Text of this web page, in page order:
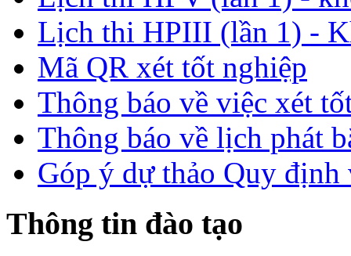
Lịch thi HPIII (lần 1) -
Mã QR xét tốt nghiệp
Thông báo về việc xét
Thông báo về lịch phát
Góp ý dự thảo Quy định
Thông tin đào tạo